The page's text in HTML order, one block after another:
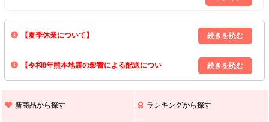
【夏季休業について】
8/13(木)～8/16(日)の間｢出荷業務・お問い合わせ業務｣はお休みいたしま
上記期間中のご注文・お問い合わせは8/17(月)以降の対応となりますので
【令和8年熊本地震の影響による配送につい
また､ 九州全域でお荷物のお届けに遅延が生じております｡
新商品から探す ランキングから探す